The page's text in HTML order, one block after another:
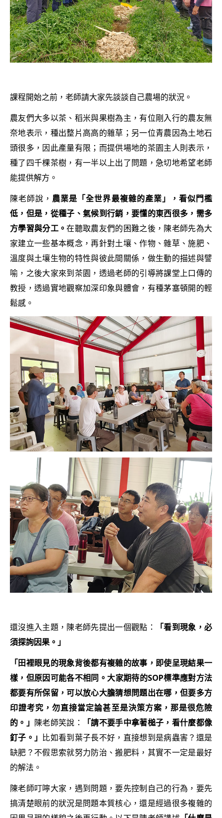
課程開始之前，老師請大家先談談自己農場的狀況。
農友們大多以茶、稻米與果樹為主，有位剛入行的農友無
奈地表示，種出整片高高的雜草；另一位青農因為土地石
頭很多，因此產量有限；而提供場地的茶園主人則表示，
種了四千棵茶樹，有一半以上出了問題，急切地希望老師
能提供解方。
陳老師說， 農業是「全世界最複雜的產業」，看似門檻
低，但是，從種子、氣候到行銷，要懂的東西很多，需多
方學習與分工。在聽取農友們的困難之後，陳老師先為大
家建立一些基本概念，再針對土壤、作物、雜草、施肥、
溫度與土壤生物的特性與彼此間關係，做生動的描述與譬
喻，之後大家來到茶園，透過老師的引導將課堂上口傳的
教授，透過實地觀察加深印象與體會，有種茅塞頓開的輕
鬆感。
還沒進入主題，陳老師先提出一個觀點：
「看到現象，必
須探詢因果。」
「田裡眼見的現象背後都有複雜的故事，即使呈現結果一
樣，但原因可能各不相同。大家期待的SOP標準應對方法
都要有所保留，可以放心大膽猜想問題出在哪，但要多方
印證考究 ，勿直接當定論甚至是決策方案，那是很危險
的。」 陳老師笑說：
「請不要手中拿著槌子，看什麼都像
釘子。」 比如看到葉子長不好，直接想到是病蟲害？還是
缺肥？不假思索就努力防治、搬肥料，其實不一定是最好
的解法。
陳老師叮嚀大家，遇到問題，要先控制自己的行為，要先
搞清楚眼前的狀況是問題本質核心，還是經過很多複雜的